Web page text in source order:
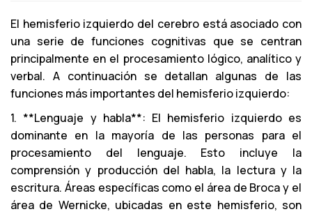
El hemisferio izquierdo del cerebro está asociado con
una serie de funciones cognitivas que se centran
principalmente en el procesamiento lógico, analítico y
verbal. A continuación se detallan algunas de las
funciones más importantes del hemisferio izquierdo:
1. **Lenguaje y habla**: El hemisferio izquierdo es
dominante en la mayoría de las personas para el
procesamiento del lenguaje. Esto incluye la
comprensión y producción del habla, la lectura y la
escritura. Áreas específicas como el área de Broca y el
área de Wernicke, ubicadas en este hemisferio, son